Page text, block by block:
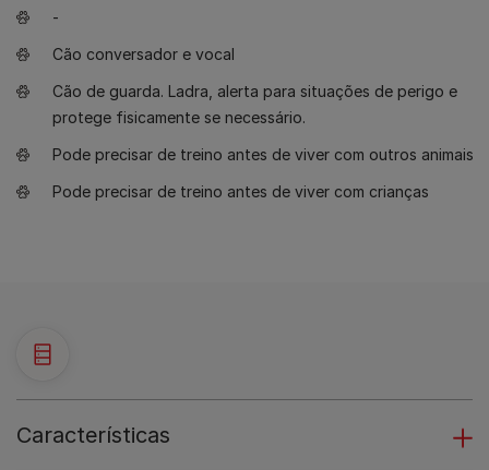
-
Cão conversador e vocal
Cão de guarda. Ladra, alerta para situações de perigo e
protege fisicamente se necessário.
Pode precisar de treino antes de viver com outros animais
Pode precisar de treino antes de viver com crianças
Características